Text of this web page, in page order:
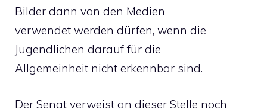
Bilder dann von den Medien
verwendet werden dürfen, wenn die
Jugendlichen darauf für die
Allgemeinheit nicht erkennbar sind.
Der Senat verweist an dieser Stelle noch